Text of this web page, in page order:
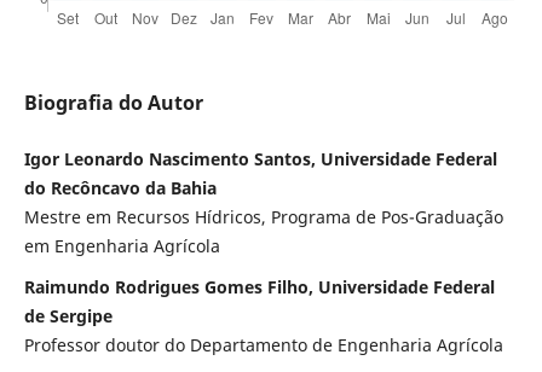
Biografia do Autor
Igor Leonardo Nascimento Santos, Universidade Federal
do Recôncavo da Bahia
Mestre em Recursos Hídricos, Programa de Pos-Graduação
em Engenharia Agrícola
Raimundo Rodrigues Gomes Filho, Universidade Federal
de Sergipe
Professor doutor do Departamento de Engenharia Agrícola